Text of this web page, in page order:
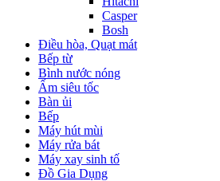
Casper
Bosh
Điều hòa, Quạt mát
Bếp từ
Bình nước nóng
Ấm siêu tốc
Bàn ủi
Bếp
Máy hút mùi
Máy rửa bát
Máy xay sinh tố
Đồ Gia Dụng